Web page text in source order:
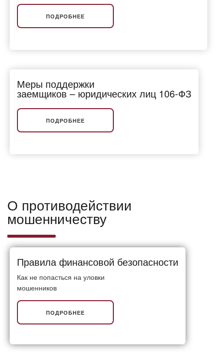
ПОДРОБНЕЕ
Меры поддержки
заемщиков – юридических лиц 106-ФЗ
ПОДРОБНЕЕ
О противодействии
мошенничеству
Правила финансовой безопасности
Как не попасться на уловки
мошенников
ПОДРОБНЕЕ